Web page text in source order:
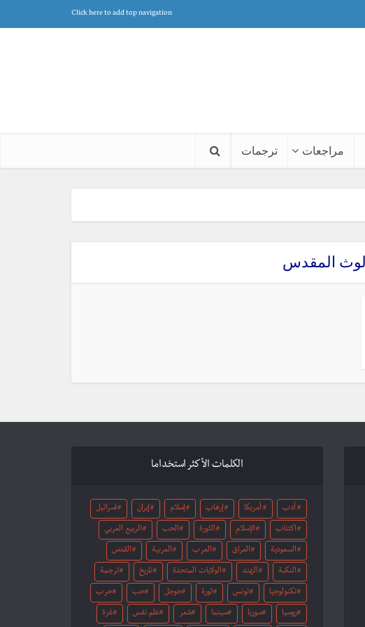
Click here to add top navigation
مراجعات ترجمات
الكلمات الأكثر استخداما
أدب أمريكا إرهاب إسلام إيران اسرائيل
اكتئاب الإسلام الثورة الحب الربيع العربي
السعودية العراق العرب العربية القدس
النكبة الهند الولايات المتحدة تاريخ ترجمة
تكنولوجيا تونس ثورة جوجل حب حرب
روسيا سوريا سينما شعر علم نفس غزة